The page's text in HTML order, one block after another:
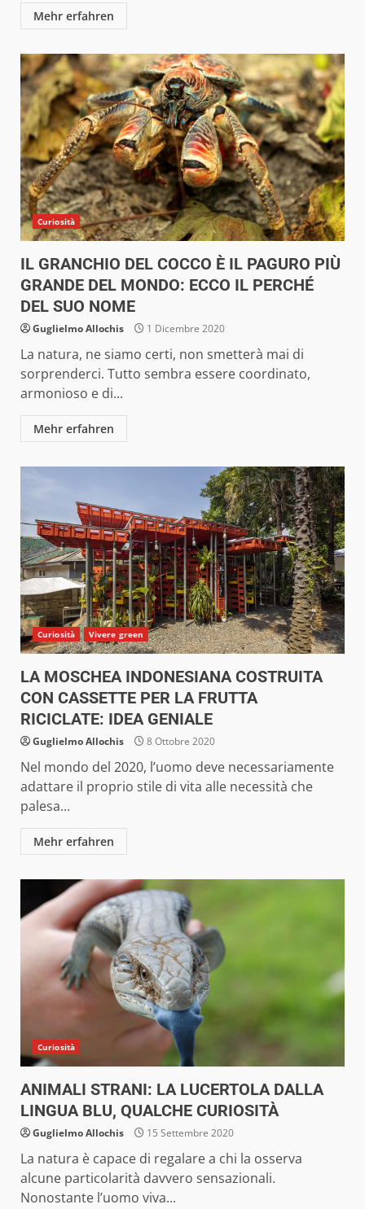
Mehr erfahren
Curiosità
IL GRANCHIO DEL COCCO È IL PAGURO PIÙ
GRANDE DEL MONDO: ECCO IL PERCHÉ
DEL SUO NOME
Guglielmo Allochis 1 Dicembre 2020
La natura, ne siamo certi, non smetterà mai di
sorprenderci. Tutto sembra essere coordinato,
armonioso e di...
Mehr erfahren
Curiosità Vivere green
LA MOSCHEA INDONESIANA COSTRUITA
CON CASSETTE PER LA FRUTTA
RICICLATE: IDEA GENIALE
Guglielmo Allochis 8 Ottobre 2020
Nel mondo del 2020, l’uomo deve necessariamente
adattare il proprio stile di vita alle necessità che
palesa...
Mehr erfahren
Curiosità
ANIMALI STRANI: LA LUCERTOLA DALLA
LINGUA BLU, QUALCHE CURIOSITÀ
Guglielmo Allochis 15 Settembre 2020
La natura è capace di regalare a chi la osserva
alcune particolarità davvero sensazionali.
Nonostante l’uomo viva...